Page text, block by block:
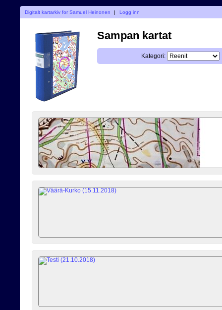
Digitalt kartarkiv for Samuel Heinonen | Logg inn
Sampan kartat
Kategori: